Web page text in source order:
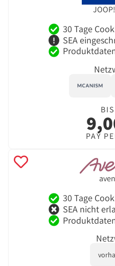
30 Tage
SEA
PAY
30 Tage
SEA nicht